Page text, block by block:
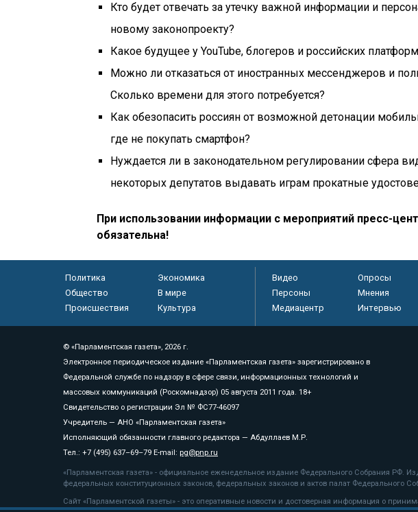
Кто будет отвечать за утечку важной информации и
новому законопроекту?
Какое будущее у YouTube, блогеров и российских
Можно ли отказаться от иностранных мессенджеров и
Сколько времени для этого потребуется?
Как обезопасить россиян от возможной детонации
где не покупать смартфон?
Нуждается ли в законодательном регулировании сфера
некоторых депутатов выдавать играм прокатные
При использовании информации с мероприятий пресс-
обязательна!
Политика
Экономика
Общество
В мире
Происшествия
Культура
Видео Опросы
Персоны
Мнения
Медиацентр
Интервью
© «Парламентская газета», 2026 г.
Электронное периодическое издание «Парламентская газета» зарегистрировано в
Федеральной службе по надзору в сфере связи, информационных технологий и
массовых коммуникаций (Роскомнадзор) 05 августа 2011 года. 18+
Свидетельство о регистрации Эл № ФС77-46097
Учредитель — АНО «Парламентская газета»
Исполняющий обязанности главного редактора — Абдуллаев М.Р.
Тел.: +7 (495) 637–69–79 E-mail: pg@pnp.ru
«Парламентская газета» - официальное еженедельное издание Федерального Собрания РФ.
федеральных конституционных законов, федеральных законов и актов палат Федерального
Сайт «Парламентской газеты» - это оперативные новости и достоверная информация о